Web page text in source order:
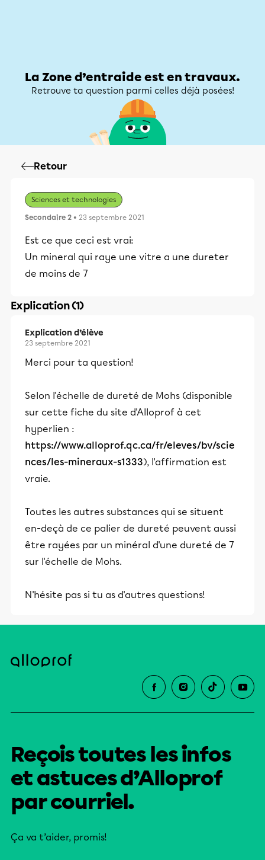
La Zone d’entraide est en travaux.
Retrouve ta question parmi celles déjà posées!
Retour
Sciences et technologies
Secondaire 2 • 23 septembre 2021
Est ce que ceci est vrai:
Un mineral qui raye une vitre a une dureter
de moins de 7
Explication (1)
Explication d’élève
23 septembre 2021
Merci pour ta question!
Selon l'échelle de dureté de Mohs (disponible
sur cette fiche du site d'Alloprof à cet
hyperlien :
https://www.alloprof.qc.ca/fr/eleves/bv/scie
nces/les-mineraux-s1333), l'affirmation est
vraie.
Toutes les autres substances qui se situent
en-deçà de ce palier de dureté peuvent aussi
être rayées par un minéral d'une dureté de 7
sur l'échelle de Mohs.
N'hésite pas si tu as d'autres questions!
Reçois toutes les infos
et astuces d’Alloprof
par courriel.
Ça va t’aider, promis!